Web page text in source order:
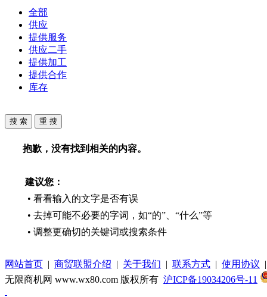
全部
供应
提供服务
供应二手
提供加工
提供合作
库存
抱歉，没有找到相关的内容。
建议您：
• 看看输入的文字是否有误
• 去掉可能不必要的字词，如“的”、“什么”等
• 调整更确切的关键词或搜索条件
网站首页 | 商贸联盟介绍 | 关于我们 | 联系方式 | 使用协议
无限商机网 www.wx80.com 版权所有 沪ICP备19034206号-11